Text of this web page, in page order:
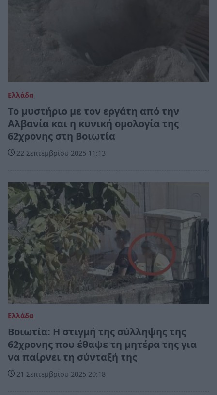
Ελλάδα
Το μυστήριο με τον εργάτη από την
Αλβανία και η κυνική ομολογία της
62χρονης στη Βοιωτία
22 Σεπτεμβρίου 2025 11:13
Ελλάδα
Βοιωτία: Η στιγμή της σύλληψης της
62χρονης που έθαψε τη μητέρα της για
να παίρνει τη σύνταξή της
21 Σεπτεμβρίου 2025 20:18